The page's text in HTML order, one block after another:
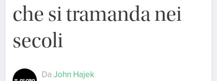
che si tramanda nei
secoli
Da John Hajek